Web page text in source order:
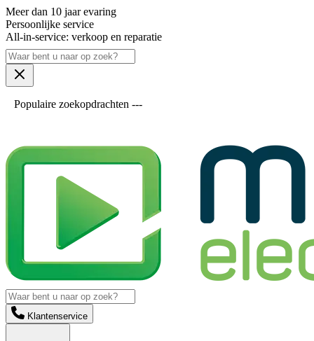
Meer dan 10 jaar evaring
Persoonlijke service
All-in-service: verkoop en reparatie
Populaire zoekopdrachten ---
Klantenservice